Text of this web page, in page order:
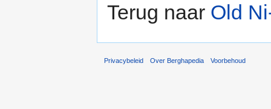
Terug naar Old
Privacybeleid Over Berghapedia Voorbehoud